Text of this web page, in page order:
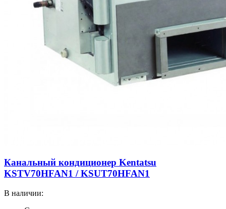
Канальный кондиционер Kentatsu
KSTV70HFAN1 / KSUT70HFAN1
В наличии: